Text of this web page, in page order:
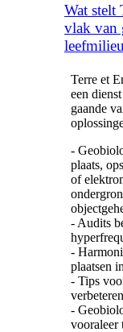
Wat stelt
vlak van
Terre et
een
gaande
-
plaats,
of
- Audits
-
plaatsen
- Tips
verbeteren
-
vooraleer